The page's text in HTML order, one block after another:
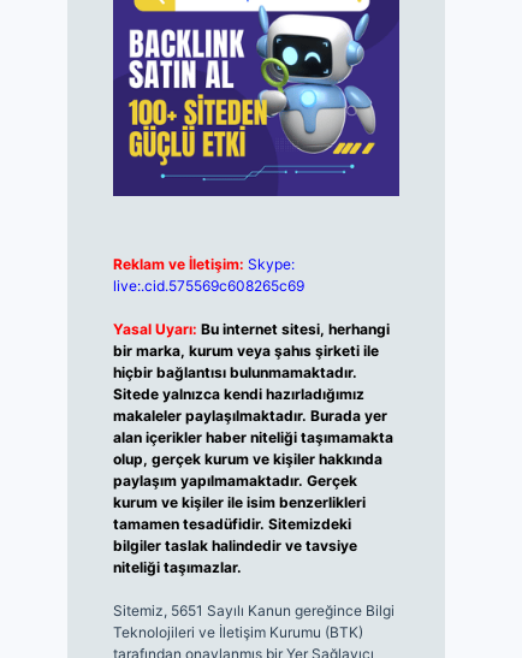
Reklam ve İletişim: Skype:
live:.cid.575569c608265c69
Yasal Uyarı: Bu internet sitesi, herhangi
bir marka, kurum veya şahıs şirketi ile
hiçbir bağlantısı bulunmamaktadır.
Sitede yalnızca kendi hazırladığımız
makaleler paylaşılmaktadır. Burada yer
alan içerikler haber niteliği taşımamakta
olup, gerçek kurum ve kişiler hakkında
paylaşım yapılmamaktadır. Gerçek
kurum ve kişiler ile isim benzerlikleri
tamamen tesadüfidir. Sitemizdeki
bilgiler taslak halindedir ve tavsiye
niteliği taşımazlar.
Sitemiz, 5651 Sayılı Kanun gereğince Bilgi
Teknolojileri ve İletişim Kurumu (BTK)
tarafından onaylanmış bir Yer Sağlayıcı